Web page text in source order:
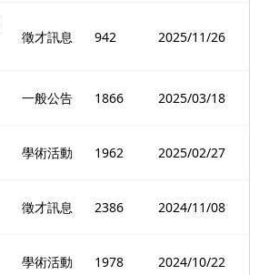
徵才訊息 942 2025/11/26
一般公告 1866 2025/03/18
學術活動 1962 2025/02/27
徵才訊息 2386 2024/11/08
學術活動 1978 2024/10/22